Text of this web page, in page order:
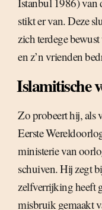
stikt er van. Deze
zich terdege
en z’n vrienden
Islamitische
Zo probeert hij, als
Eerste
ministerie van
schuiven. Hij zegt
zelfverrijking heeft
misbruik gemaakt